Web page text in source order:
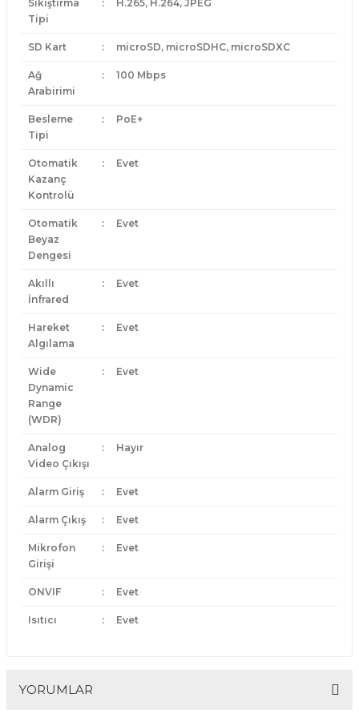
Sıkıştırma
Tipi
: H.265, H.264, JPEG
SD Kart : microSD, microSDHC, microSDXC
Ağ
Arabirimi
: 100 Mbps
Besleme
Tipi
: PoE+
Otomatik
Kazanç
Kontrolü
: Evet
Otomatik
Beyaz
Dengesi
: Evet
Akıllı
İnfrared
: Evet
Hareket
Algılama
: Evet
Wide
Dynamic
Range
(WDR)
: Evet
Analog
Video Çıkışı
: Hayır
Alarm Giriş : Evet
Alarm Çıkış : Evet
Mikrofon
Girişi
: Evet
ONVIF : Evet
Isıtıcı : Evet
YORUMLAR